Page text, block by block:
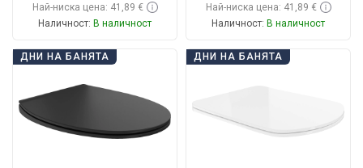
Най-ниска цена: 41,89 €
Наличност: В наличност
Добави в количката
Сравнете
Най-ниска цена: 41,89 €
Наличност: В наличност
Добави в количката
ДНИ НА БАНЯТА ДНИ НА БАНЯТА